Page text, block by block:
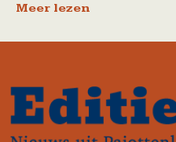
Meer lezen